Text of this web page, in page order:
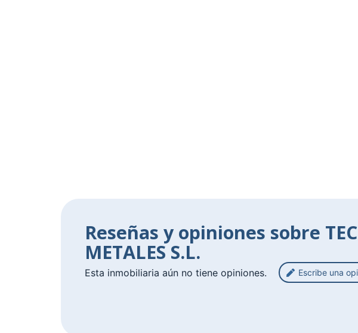
Reseñas y opiniones sobre
METALES S.L.
Esta inmobiliaria aún no tiene opiniones. Escribe una